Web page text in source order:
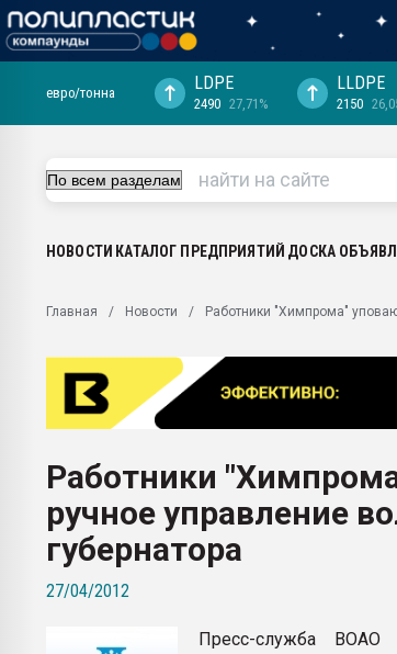
29.07.2026 ФРП помог "Ижевскому
Вакуум-формовочные машины:
28.07.2026 Автоматизация выходит на
первый план в переработке
пластмасс
ситуацией на строительном рынке
Всё, что касается выдува ПЭТ
бутылок
ПЕРЕЙТИ НА ФОРУМ
евро/тонна LDPE
2490 27,71%
LLDPE
2150
НОВОСТИ КАТАЛОГ ПРЕДПРИЯТИЙ ДОСКА
Главная Новости Работники "Химпрома"
Работники
ручное управление
губернатора
27/04/2012
Пресс-служба ВОАО